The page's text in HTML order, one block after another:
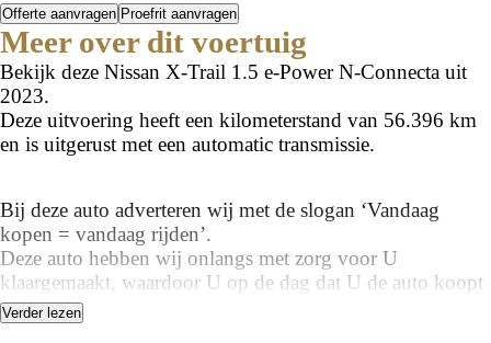
Offerte aanvragen Proefrit aanvragen
Meer over dit voertuig
Bekijk deze Nissan X-Trail 1.5 e-Power N-Connecta uit
2023.
Deze uitvoering heeft een kilometerstand van 56.396 km
en is uitgerust met een automatic transmissie.
Bij deze auto adverteren wij met de slogan ‘Vandaag
kopen = vandaag rijden’.
Deze auto hebben wij onlangs met zorg voor U
klaargemaakt, waardoor U op de dag dat U de auto koopt
ook met de auto kan wegrijden!
Bij ons hoeft U daardoor geen 14 dagen te wachten op het
Verder lezen